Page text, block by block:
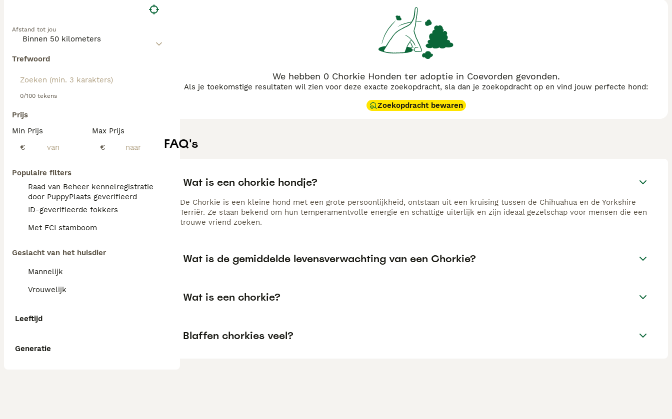
Afstand tot jou
Trefwoord
0/100 tekens
Prijs
Min Prijs
€
Max Prijs
€
Populaire filters
Raad van Beheer kennelregistratie
door PuppyPlaats geverifieerd
ID-geverifieerde fokkers
Met FCI stamboom
Geslacht van het huisdier
Mannelijk
Vrouwelijk
Leeftijd
Generatie
We hebben 0 Chorkie Honden ter adoptie in Coevorden gevonden.
Als je toekomstige resultaten wil zien voor deze exacte zoekopdracht, sla dan je zoekopdracht op en vind jouw perfecte hond:
Zoekopdracht bewaren
FAQ's
Wat is een chorkie hondje?
De Chorkie is een kleine hond met een grote persoonlijkheid, ontstaan uit een kruising tussen de Chihuahua en de Yorkshire
Terriër. Ze staan bekend om hun temperamentvolle energie en schattige uiterlijk en zijn ideaal gezelschap voor mensen die een
trouwe vriend zoeken.
Wat is de gemiddelde levensverwachting van een Chorkie?
Wat is een chorkie?
Blaffen chorkies veel?